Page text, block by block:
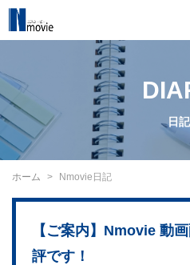
日記
ホーム Nmovie日記
【ご案内】Nmovie 動
評です！